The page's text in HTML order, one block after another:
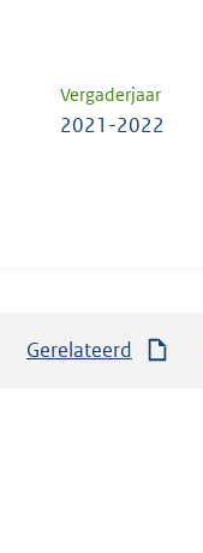
Vergaderjaar
2021-2022
Gerelateerd